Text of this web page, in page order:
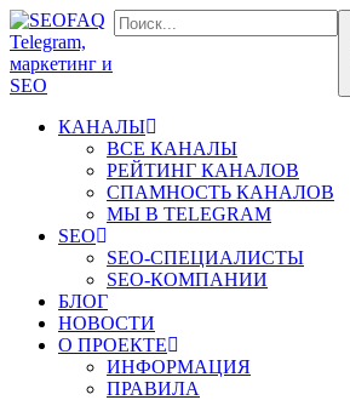
КАНАЛЫ
ВСЕ КАНАЛЫ
РЕЙТИНГ КАНАЛОВ
СПАМНОСТЬ КАНАЛОВ
МЫ В TELEGRAM
SEO
SEO-СПЕЦИАЛИСТЫ
SEO-КОМПАНИИ
БЛОГ
НОВОСТИ
О ПРОЕКТЕ
ИНФОРМАЦИЯ
ПРАВИЛА